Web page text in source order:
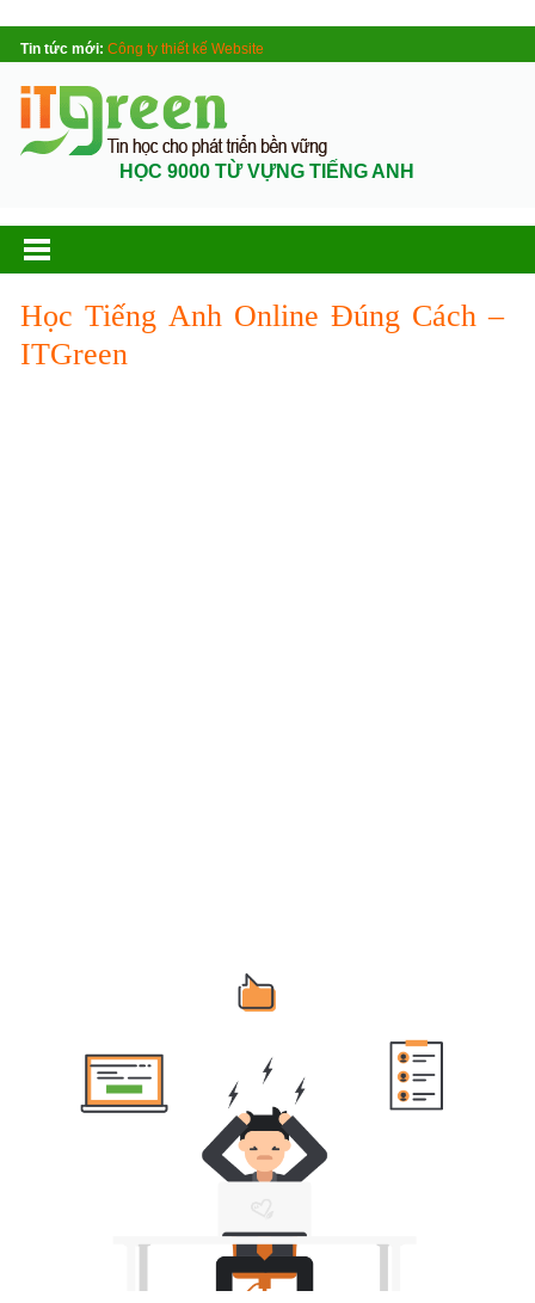
Tin tức mới: Công ty thiết kế Website
HỌC 9000 TỪ VỰNG TIẾNG ANH
Học Tiếng Anh Online Đúng Cách –
ITGreen